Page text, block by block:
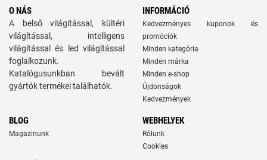
O NÁS
A belső világítással, kültéri
világítással, intelligens
világítással és led világítással
foglalkozunk.
Katalógusunkban bevált
gyártók termékei találhatók.
INFORMÁCIÓ
Kedvezményes kuponok és
promóciók
Minden kategória
Minden márka
Minden e-shop
Újdonságok
Kedvezmények
BLOG
Magazinunk
WEBHELYEK
Rólunk
Cookies